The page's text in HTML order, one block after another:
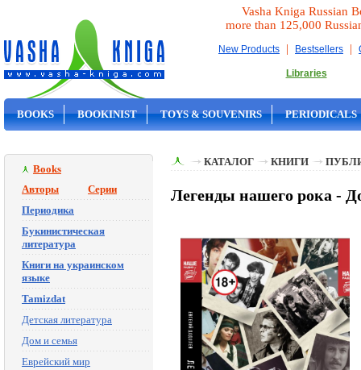
Vasha Kniga Russian
more than 125,000
New Products | Bestsellers |
Libraries
BOOKS BOOKINIST TOYS & SOUVENIRS PERIODICALS
Books
Авторы
Серии
Периодика
Букинистическая
литература
Книги на украинском
языке
Tamizdat
Детская литература
Дом и семья
Еврейский мир
КАТАЛОГ КНИГИ
Легенды нашего рока -